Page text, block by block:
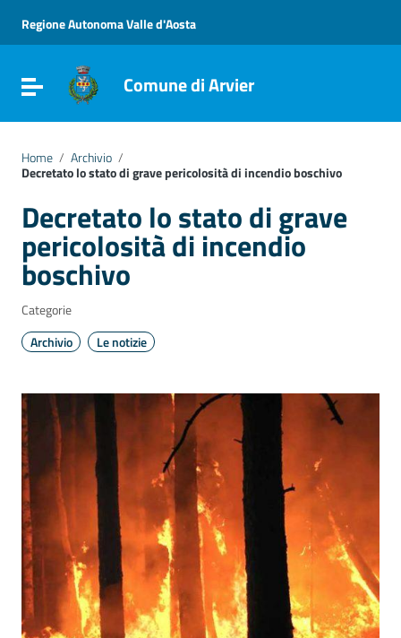
Vai al menu di navigazione
Vai al footer
Regione Autonoma Valle d'Aosta
Attiva / disattiva la navigazione
Comune di Arvier
Home / Archivio /
Decretato lo stato di grave pericolosità di incendio boschivo
Decretato lo stato di grave
pericolosità di incendio
boschivo
Categorie
Archivio
Le notizie